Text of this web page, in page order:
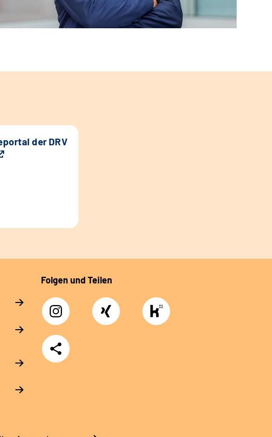
der DRV
Folgen und Teilen
Instagram Xing
https://www.kununu.com/de/deutsche-
rentenversicherung-
nordbayern6
Teilen